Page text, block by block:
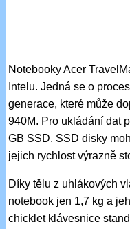
Notebooky Acer
Intelu. Jedná se o
generace, které může
940M. Pro ukládání dat
GB SSD. SSD disky
jejich rychlost výrazně
Díky tělu z uhlákových
notebook jen 1,7 kg a
chicklet klávesnice